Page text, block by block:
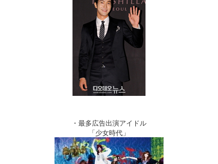
・最多広告出演アイドル
「少女時代」